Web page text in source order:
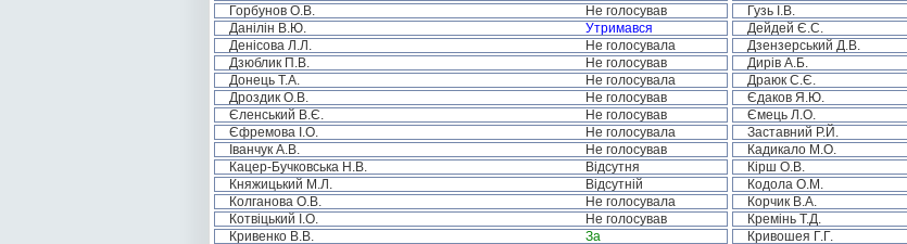
Горбунов О.В.
Не голосував Гузь І.В.
Данілін В.Ю.
Утримався Дейдей Є.С.
Денісова Л.Л.
Не голосувала Дзензерський Д.В.
Дзюблик П.В.
Не голосував Дирів А.Б.
Донець Т.А.
Не голосувала Драюк С.Є.
Дроздик О.В.
Не голосував Єдаков Я.Ю.
Єленський В.Є.
Не голосував Ємець Л.О.
Єфремова І.О.
Не голосувала Заставний Р.Й.
Іванчук А.В.
Не голосував Кадикало М.О.
Кацер-Бучковська Н.В.
Відсутня Кірш О.В.
Княжицький М.Л.
Відсутній Кодола О.М.
Колганова О.В.
Не голосувала Корчик В.А.
Котвіцький І.О.
Не голосував Кремінь Т.Д.
Кривенко В.В.
За Кривошея Г.Г.